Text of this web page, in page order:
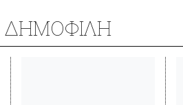
ΔΗΜΟΦΙΛΗ